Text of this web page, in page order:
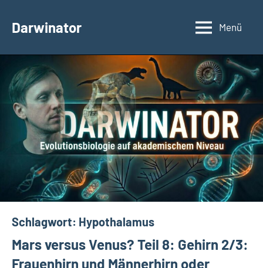
InhaltDarwinator
Evolutionsbiologie
Menü
Schlagwort: Hypothalamus
Mars versus Venus? Teil 8: Gehirn 2/3:
Frauenhirn und Männerhirn oder